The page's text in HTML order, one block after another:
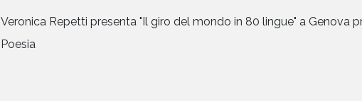
Veronica Repetti presenta "Il giro del mondo in 80 lingue" a Genova
Poesia